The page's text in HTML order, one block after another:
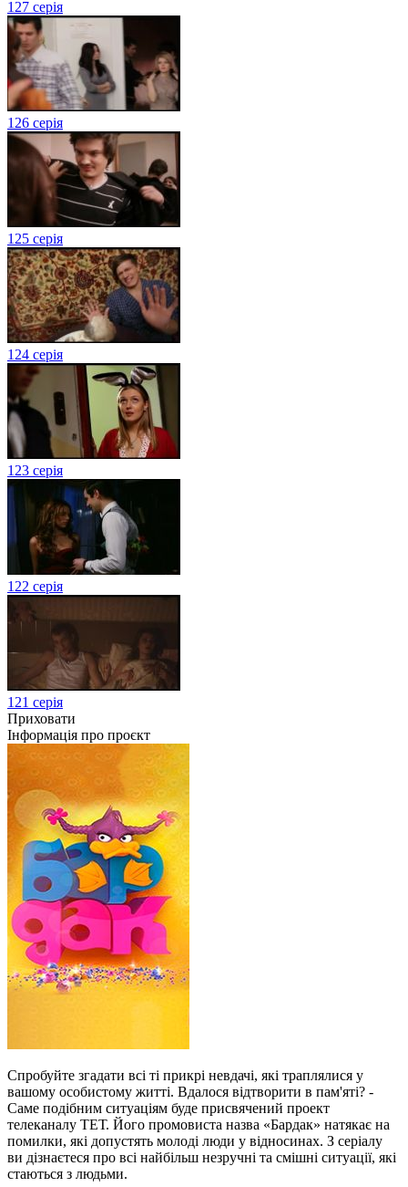
127 серія
126 серія
125 серія
124 серія
123 серія
122 серія
121 серія
Приховати
Інформація про проєкт
Спробуйте згадати всі ті прикрі невдачі, які траплялися у
вашому особистому житті. Вдалося відтворити в пам'яті? -
Саме подібним ситуаціям буде присвячений проект
телеканалу ТЕТ. Його промовиста назва «Бардак» натякає на
помилки, які допустять молоді люди у відносинах. З серіалу
ви дізнаєтеся про всі найбільш незручні та смішні ситуації, які
стаються з людьми.